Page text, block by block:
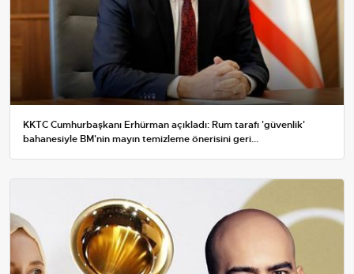
KKTC Cumhurbaşkanı Erhürman açıkladı: Rum tarafı 'güvenlik'
bahanesiyle BM'nin mayın temizleme önerisini geri...